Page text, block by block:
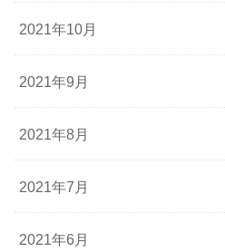
2021年10月
2021年9月
2021年8月
2021年7月
2021年6月